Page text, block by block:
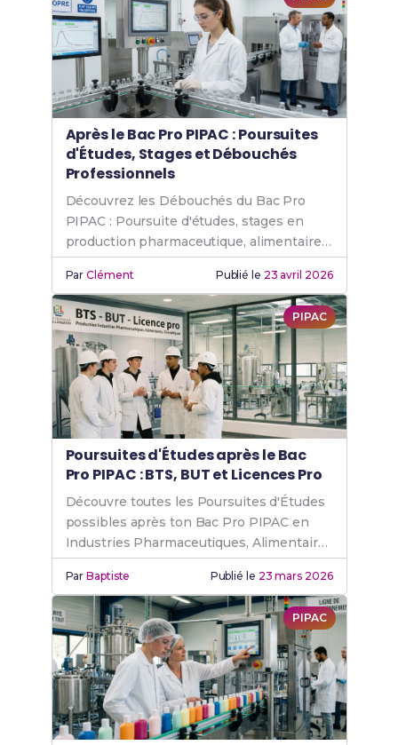
Après le Bac Pro PIPAC : Poursuites
d'Études, Stages et Débouchés
Professionnels
Découvrez les Débouchés du Bac Pro
PIPAC : Poursuite d'études, stages en
production pharmaceutique, alimentaire
et cosmétique, et métiers accessibles.
ParClément Publié le 23 avril 2026
PIPAC
Poursuites d'Études après le Bac
Pro PIPAC : BTS, BUT et Licences Pro
Découvre toutes les Poursuites d'Études
possibles après ton Bac Pro PIPAC en
Industries Pharmaceutiques, Alimentaires
et Cosmétiques.
ParBaptiste Publié le 23 mars 2026
PIPAC